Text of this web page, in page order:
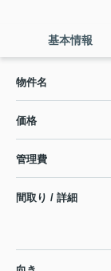
基本情報
物件名
価格
管理費
間取り / 詳細